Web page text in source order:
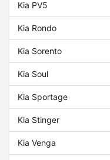
Kia PV5
Kia Rondo
Kia Sorento
Kia Soul
Kia Sportage
Kia Stinger
Kia Venga